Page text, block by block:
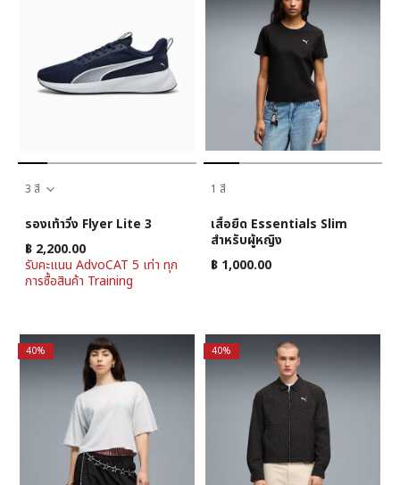
3 สี
รองเท้าวิ่ง Flyer Lite 3
฿ 2,200.00
รับคะแนน AdvoCAT 5 เท่า ทุก
การซื้อสินค้า Training
1 สี
เสื้อยืด Essentials Slim
สำหรับผู้หญิง
฿ 1,000.00
40% 40%